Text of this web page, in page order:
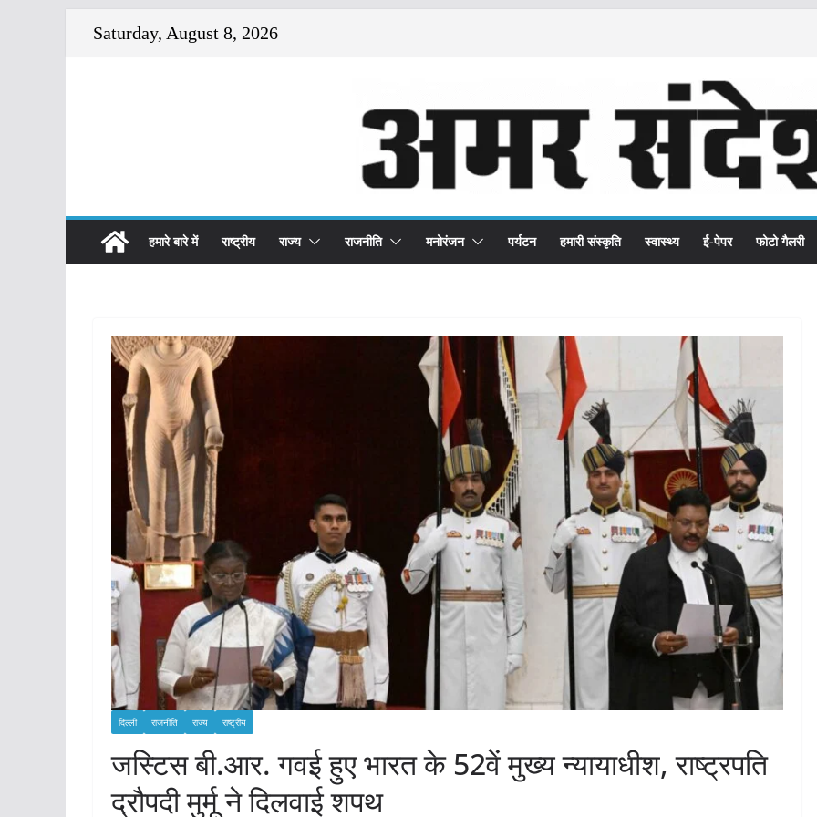
Saturday, August 8, 2026
हमारे बारे में राष्ट्रीय राज्य राजनीति मनोरंजन पर्यटन हमारी संस्कृति स्वास्थ्य ई-पेपर फोटो गैलरी
दिल्ली राजनीति राज्य राष्ट्रीय
जस्टिस बी.आर. गवई हुए भारत के 52वें मुख्य न्यायाधीश, राष्ट्रपति
द्रौपदी मुर्मू ने दिलवाई शपथ